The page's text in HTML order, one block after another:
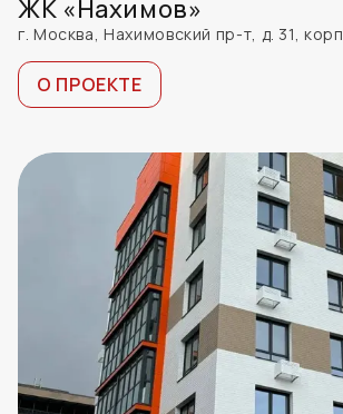
ЖК «Нахимов»
г. Москва, Нахимовский пр-т, д. 31,
О ПРОЕКТЕ